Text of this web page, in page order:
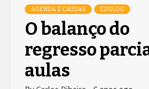
AGENDA E CAUSAS EDULOG
O balanço do
regresso
aulas